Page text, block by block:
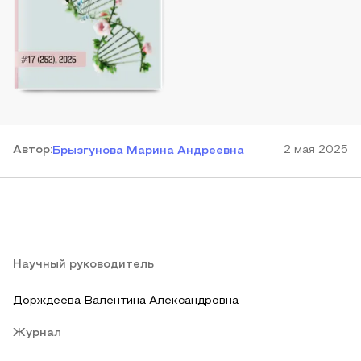
Автор:Брызгунова Марина Андреевна 2 мая 2025
Научный руководитель
Дорждеева Валентина Александровна
Журнал